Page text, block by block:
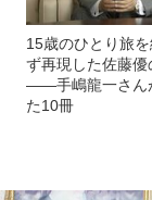
15歳のひとり旅
ず再現した佐藤優
――手嶋龍一さん
た10冊